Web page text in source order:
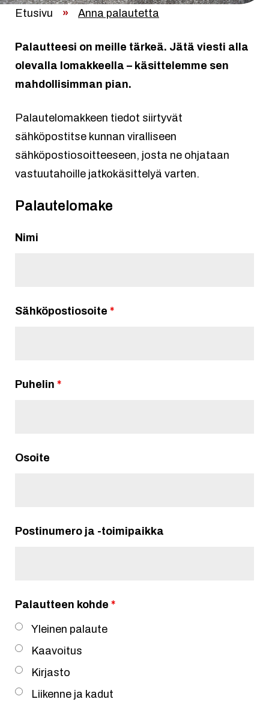
Etusivu » Anna palautetta
Palautteesi on meille tärkeä. Jätä viesti alla
olevalla lomakkeella – käsittelemme sen
mahdollisimman pian.
Palautelomakkeen tiedot siirtyvät
sähköpostitse kunnan viralliseen
sähköpostiosoitteeseen, josta ne ohjataan
vastuutahoille jatkokäsittelyä varten.
Palautelomake
Nimi
Sähköpostiosoite *
Puhelin *
Osoite
Postinumero ja -toimipaikka
Palautteen kohde *
Yleinen palaute
Kaavoitus
Kirjasto
Liikenne ja kadut